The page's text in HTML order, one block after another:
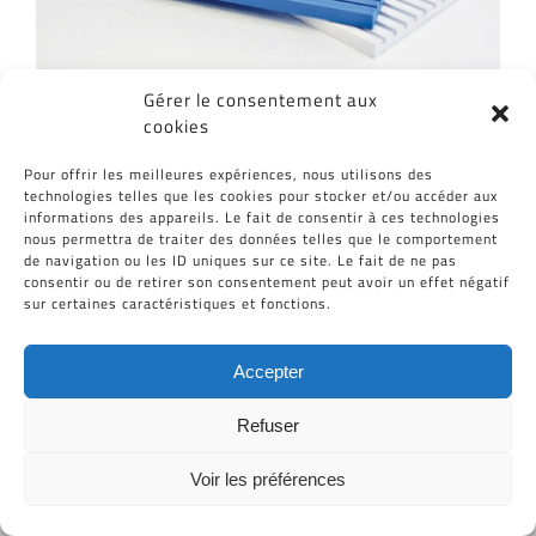
Gérer le consentement aux
cookies
Pour offrir les meilleures expériences, nous utilisons des
technologies telles que les cookies pour stocker et/ou accéder aux
informations des appareils. Le fait de consentir à ces technologies
nous permettra de traiter des données telles que le comportement
de navigation ou les ID uniques sur ce site. Le fait de ne pas
consentir ou de retirer son consentement peut avoir un effet négatif
sur certaines caractéristiques et fonctions.
Accepter
Refuser
Voir les préférences
Tous Droits Réservés © Cid-Plastiques 2020 - 2026 |
Création de site : Grafibox.fr